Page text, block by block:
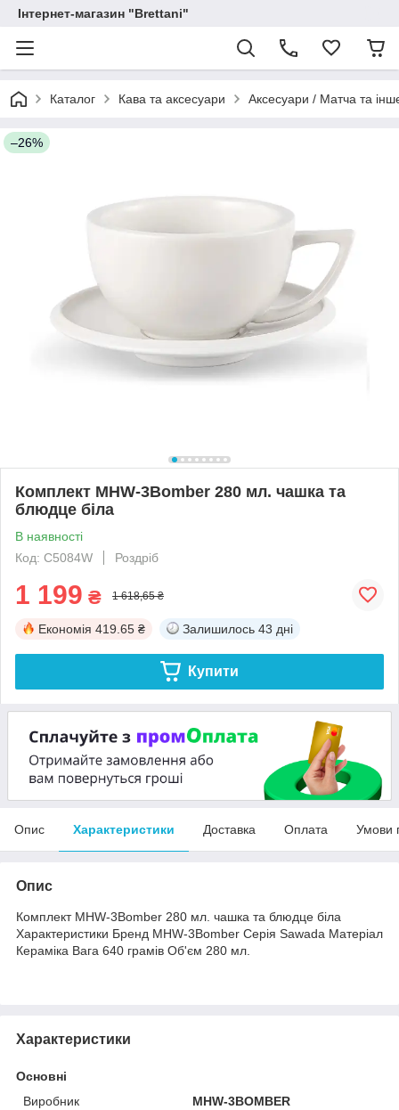
Інтернет-магазин "Brettani"
Каталог Кава та аксесуари Аксесуари / Матча та
–26%
Комплект MHW-3Bomber 280 мл. чашка та
блюдце біла
В наявності
Код: C5084W
Роздріб
1 199 ₴ 1 618,65 ₴
Економія 419.65 ₴ Залишилось 43 дні
Купити
Опис Характеристики Доставка Оплата Умови
Опис
Комплект MHW-3Bomber 280 мл. чашка та блюдце біла
Характеристики Бренд MHW-3Bomber Серія Sawada Матеріал
Кераміка Вага 640 грамів Об'єм 280 мл.
Характеристики
Основні
Виробник
MHW-3BOMBER